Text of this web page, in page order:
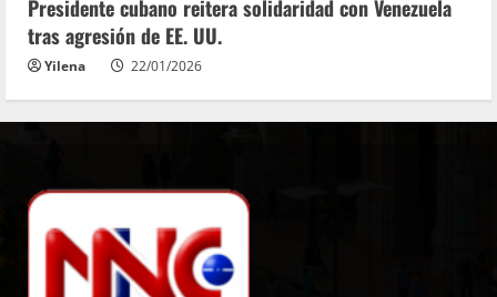
Presidente cubano reitera solidaridad con Venezuela
tras agresión de EE. UU.
Yilena 22/01/2026